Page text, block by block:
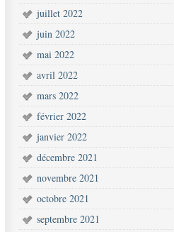
juillet 2022
juin 2022
mai 2022
avril 2022
mars 2022
février 2022
janvier 2022
décembre 2021
novembre 2021
octobre 2021
septembre 2021